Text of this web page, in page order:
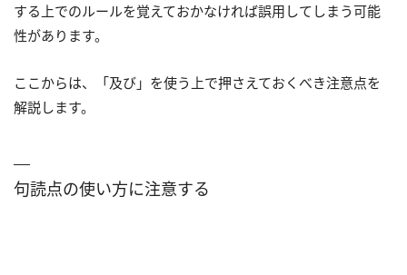
する上でのルールを覚えておかなければ誤用してしまう可能
性があります。
ここからは、「及び」を使う上で押さえておくべき注意点を
解説します。
句読点の使い方に注意する